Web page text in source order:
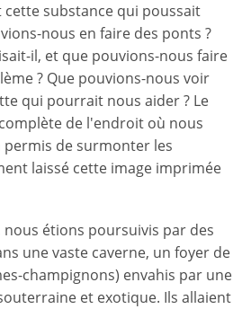
cette substance qui poussait
nous en faire des ponts ?
il, et que pouvions-nous faire
? Que pouvions-nous voir
qui pourrait nous aider ? Le
de l'endroit où nous
de surmonter les
laissé cette image imprimée
étions poursuivis par des
une vaste caverne, un foyer de
champignons) envahis par une
et exotique. Ils allaient